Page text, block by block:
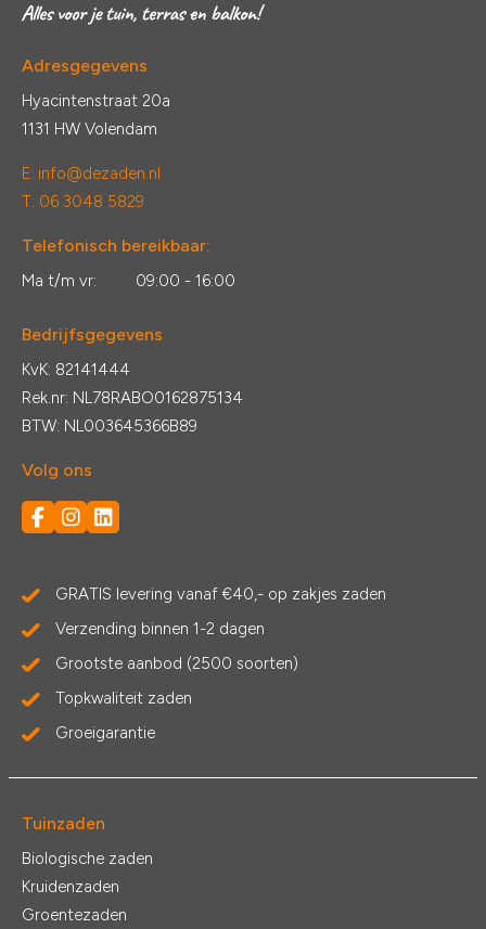
Adresgegevens
Hyacintenstraat 20a
1131 HW Volendam
E: info@dezaden.nl
T: 06 3048 5829
Telefonisch bereikbaar:
Ma t/m vr: 09:00 - 16:00
Bedrijfsgegevens
KvK: 82141444
Rek.nr: NL78RABO0162875134
BTW: NL003645366B89
Volg ons
GRATIS levering vanaf €40,- op zakjes zaden
Verzending binnen 1-2 dagen
Grootste aanbod (2500 soorten)
Topkwaliteit zaden
Groeigarantie
Tuinzaden
Biologische zaden
Kruidenzaden
Groentezaden